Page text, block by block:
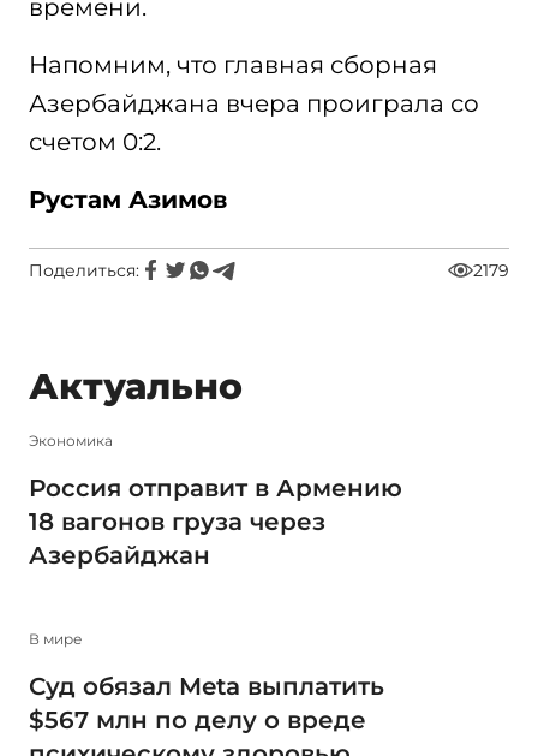
времени.
Напомним, что главная сборная
Азербайджана вчера проиграла со
счетом 0:2.
Рустам Азимов
Поделиться: 2179
Актуально
Экономика
Россия отправит в Армению
18 вагонов груза через
Азербайджан
В мире
Суд обязал Meta выплатить
$567 млн по делу о вреде